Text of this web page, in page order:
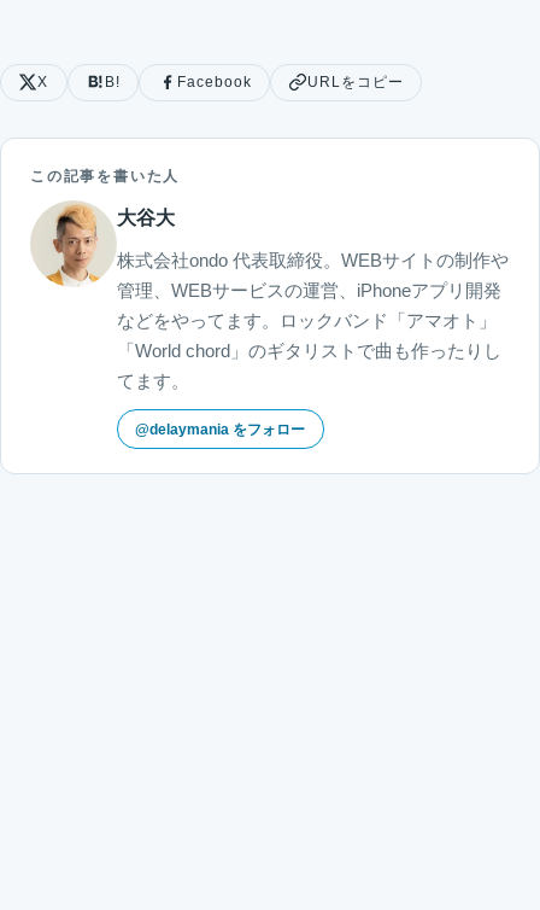
X B! Facebook URLをコピー
この記事を書いた人
大谷大
株式会社ondo 代表取締役。WEBサイトの制作や
管理、WEBサービスの運営、iPhoneアプリ開発
などをやってます。ロックバンド「アマオト」
「World chord」のギタリストで曲も作ったりし
てます。
@delaymania をフォロー